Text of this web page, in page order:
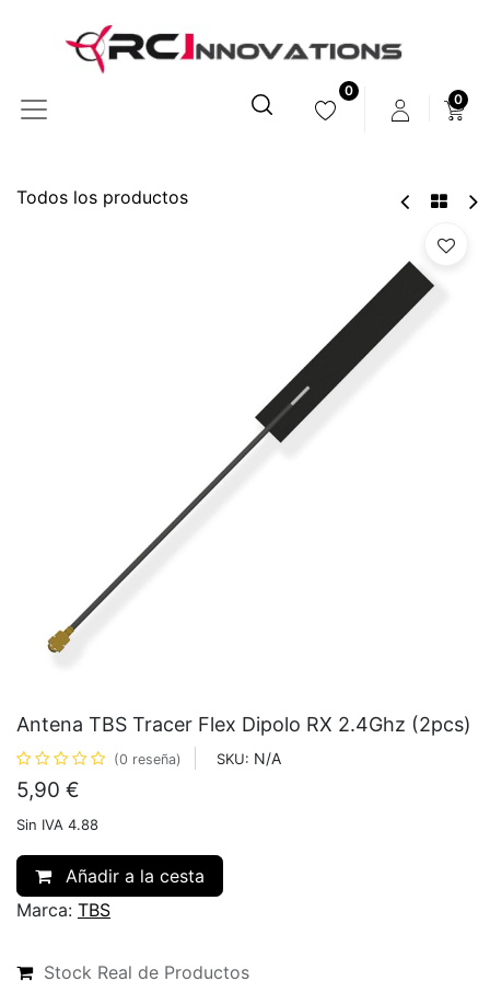
0
0
Todos los productos
Antena TBS Tracer Flex Dipolo RX 2.4Ghz (2pcs)
(0 reseña) SKU: N/A
5,90 €
Sin IVA 4.88
Añadir a la cesta
Marca: TBS
Stock Real de Productos